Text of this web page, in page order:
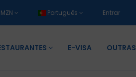
MZN Português Entrar
E-VISA OUTRAS